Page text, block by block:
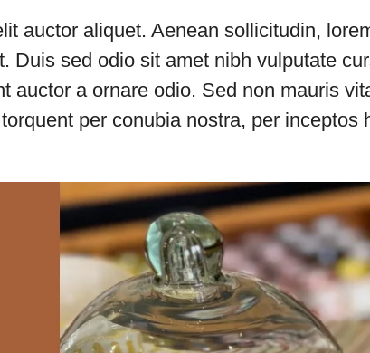
auctor aliquet. Aenean sollicitudin,
sed odio sit amet nibh vulputate
auctor a ornare odio. Sed non mauris
per conubia nostra, per inceptos